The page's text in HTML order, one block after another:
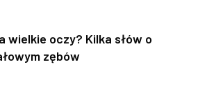
wielkie oczy? Kilka słów o
zębów